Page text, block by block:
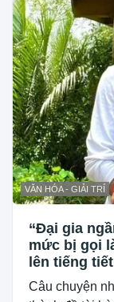
VĂN HÓA - GIẢI TRÍ
“Đại gia
mức bị gọi
lên tiếng
Câu chuyện